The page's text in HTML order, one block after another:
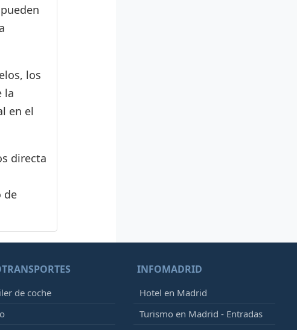
los
la
en el
directa
de
de coche
INFOMADRID
Hotel en Madrid
Turismo en Madrid - Entradas